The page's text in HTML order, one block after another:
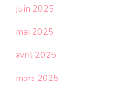
juin 2025
mai 2025
avril 2025
mars 2025